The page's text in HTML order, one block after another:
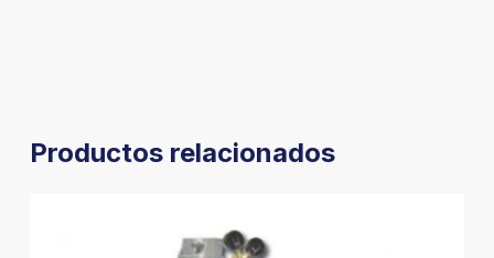
Productos relacionados